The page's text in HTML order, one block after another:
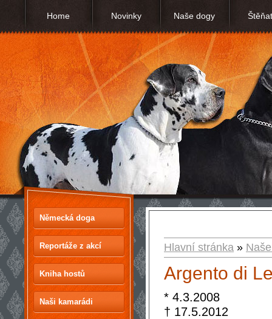
Home Novinky Naše dogy
Německá doga
Reportáže z akcí
Kniha hostů
Naši kamarádi
Hlavní stránka »
Argento di
* 4.3.2008
† 17.5.2012